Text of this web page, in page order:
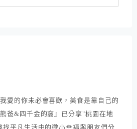
愛的你未必會喜歡，美食是靠自己的
爸&四千金的窩』已分享"桃園在地
找平凡生活中的微小幸福與朋友們分